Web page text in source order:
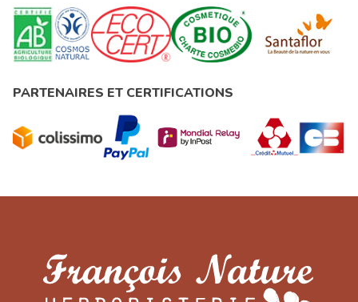
PARTENAIRES ET CERTIFICATIONS